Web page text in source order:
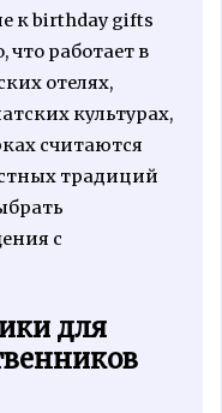
к birthday gifts
что работает в
отелях,
культурах,
считаются
традиций
с
для